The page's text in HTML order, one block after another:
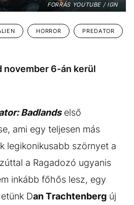
FORRÁS YOUTUBE / IGN
HORROR PREDATOR
november 6-án kerül
Badlandselső
ami egy teljesen más
legikonikusabb szörnyet a
a Ragadozó ugyanis
inkább főhős lesz, egy
Dan Trachtenberg új